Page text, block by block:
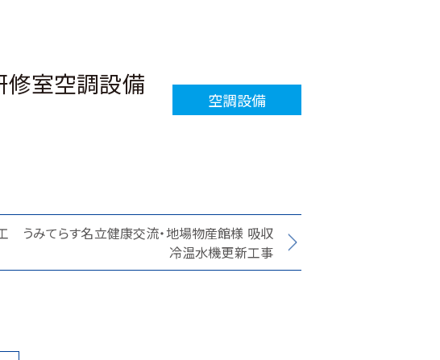
室空調設備
空調設備
うみてらす名立健康交流・地場物産館様 吸収
冷温水機更新工事